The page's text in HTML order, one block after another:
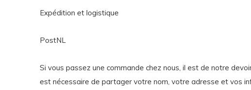
Expédition et logistique
PostNL
Si vous passez une commande chez nous, il est de notre
est nécessaire de partager votre nom, votre adresse et vos